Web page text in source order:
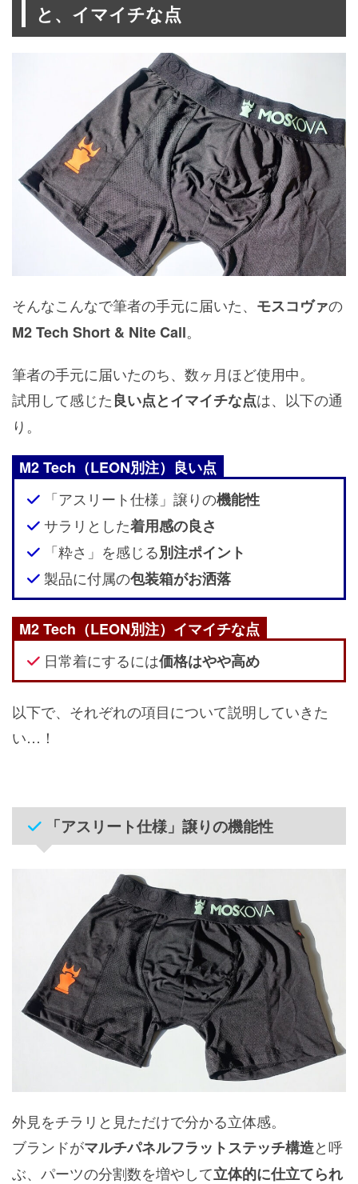
と、イマイチな点
そんなこんなで筆者の手元に届いた、 モスコヴァの
M2 Tech Short & Nite Call。
筆者の手元に届いたのち、数ヶ月ほど使用中。
試用して感じた良い点とイマイチな点は、以下の通
り。
M2 Tech（LEON別注）良い点
「アスリート仕様」譲りの機能性
サラリとした着用感の良さ
「粋さ」を感じる別注ポイント
製品に付属の包装箱がお洒落
M2 Tech（LEON別注）イマイチな点
日常着にするには価格はやや高め
以下で、それぞれの項目について説明していきた
い…！
「アスリート仕様」譲りの機能性
外見をチラリと見ただけで分かる立体感。
ブランドがマルチパネルフラットステッチ構造と呼
ぶ、パーツの分割数を増やして立体的に仕立てられ